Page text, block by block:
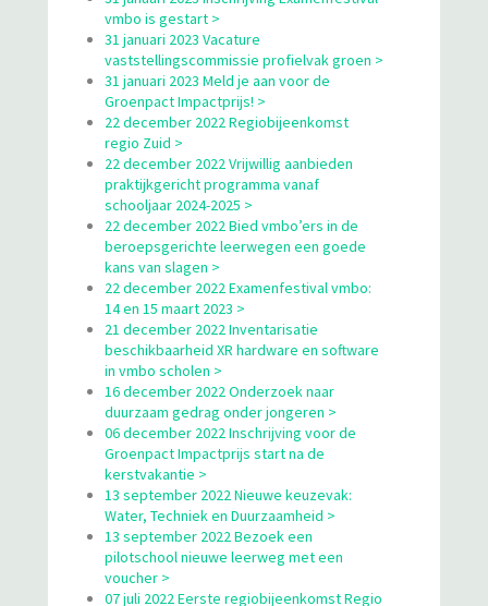
vmbo is gestart >
31 januari 2023 Vacature
vaststellingscommissie profielvak groen >
31 januari 2023 Meld je aan voor de
Groenpact Impactprijs! >
22 december 2022 Regiobijeenkomst
regio Zuid >
22 december 2022 Vrijwillig aanbieden
praktijkgericht programma vanaf
schooljaar 2024-2025 >
22 december 2022 Bied vmbo’ers in de
beroepsgerichte leerwegen een goede
kans van slagen >
22 december 2022 Examenfestival vmbo:
14 en 15 maart 2023 >
21 december 2022 Inventarisatie
beschikbaarheid XR hardware en software
in vmbo scholen >
16 december 2022 Onderzoek naar
duurzaam gedrag onder jongeren >
06 december 2022 Inschrijving voor de
Groenpact Impactprijs start na de
kerstvakantie >
13 september 2022 Nieuwe keuzevak:
Water, Techniek en Duurzaamheid >
13 september 2022 Bezoek een
pilotschool nieuwe leerweg met een
voucher >
07 juli 2022 Eerste regiobijeenkomst Regio